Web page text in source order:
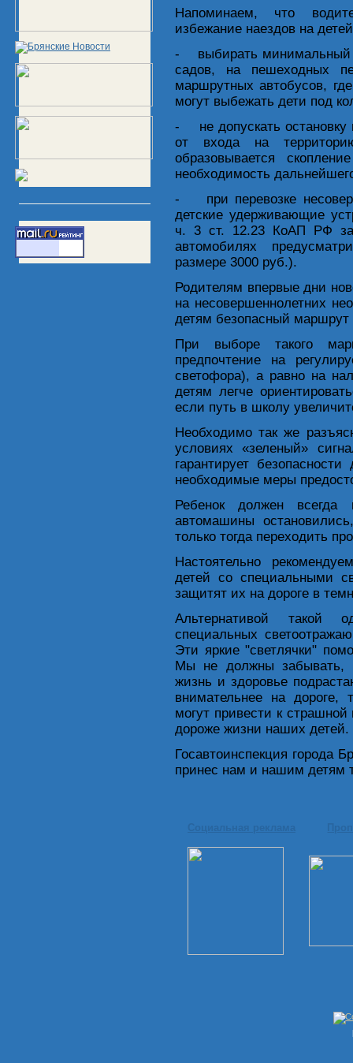
Напоминаем, что
избежание наездов на
- выбирать минимальный
садов, на пешеходных
маршрутных автобусов,
могут выбежать дети под
- не допускать остановку
от входа на
образовывается
необходимость
- при перевозке
детские удерживающие
ч. 3 ст. 12.23 КоАП РФ за
автомобилях
размере 3000 руб.).
Родителям впервые дни
на несовершеннолетних
детям безопасный
При выборе такого
предпочтение на
светофора), а равно на
детям легче
если путь в школу
Необходимо так же
условиях «зеленый»
гарантирует
необходимые меры
Ребенок должен
автомашины
только тогда переходить
Настоятельно
детей со специальными
защитят их на дороге в
Альтернативой такой
специальных
Эти яркие "светлячки"
Мы не должны забывать,
жизнь и здоровье
внимательнее на
могут привести к
дороже жизни наших детей.
Госавтоинспекция города
принес нам и нашим детям